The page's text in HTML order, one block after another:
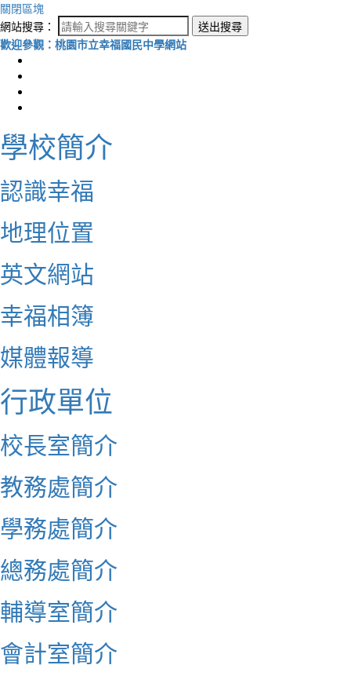
關閉區塊
網站搜尋：
送出搜尋
歡迎參觀：桃園市立幸福國民中學網站
學校簡介
認識幸福
地理位置
英文網站
幸福相簿
媒體報導
行政單位
校長室簡介
教務處簡介
學務處簡介
總務處簡介
輔導室簡介
會計室簡介